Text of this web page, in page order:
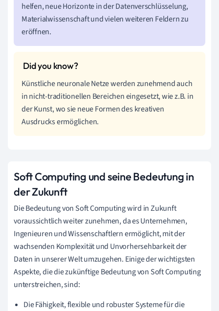
helfen, neue Horizonte in der Datenverschlüsselung,
Materialwissenschaft und vielen weiteren Feldern zu
eröffnen.
Künstliche neuronale Netze werden zunehmend auch
in nicht-traditionellen Bereichen eingesetzt, wie z.B. in
der Kunst, wo sie neue Formen des kreativen
Ausdrucks ermöglichen.
Soft Computing und seine Bedeutung in
der Zukunft
Die Bedeutung von Soft Computing wird in Zukunft
voraussichtlich weiter zunehmen, da es Unternehmen,
Ingenieuren und Wissenschaftlern ermöglicht, mit der
wachsenden Komplexität und Unvorhersehbarkeit der
Daten in unserer Welt umzugehen. Einige der wichtigsten
Aspekte, die die zukünftige Bedeutung von Soft Computing
unterstreichen, sind:
Die Fähigkeit, flexible und robuster Systeme für die